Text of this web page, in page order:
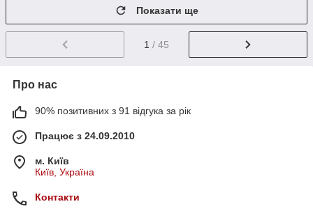
Показати ще
1 / 45
Про нас
90% позитивних з 91 відгука за рік
Працює з 24.09.2010
м. Київ
Київ, Україна
Контакти